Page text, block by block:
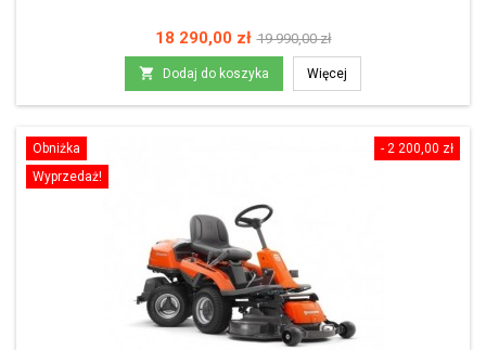
Cena
18 290,00 zł Cena
podstawowa
19 990,00 zł
 Dodaj do koszyka Więcej
- 2 200,00 zł
Obniżka
Wyprzedaż!